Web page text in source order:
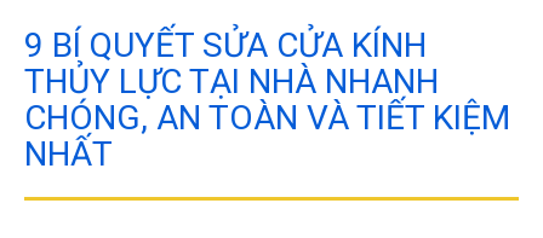
9 BÍ QUYẾT SỬA CỬA KÍNH
THỦY LỰC TẠI NHÀ NHANH
CHÓNG, AN TOÀN VÀ TIẾT KIỆM
NHẤT